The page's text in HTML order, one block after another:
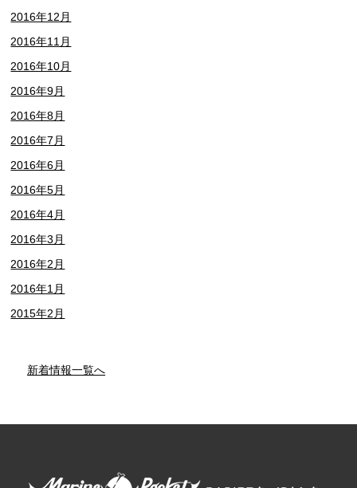
2016年12月
2016年11月
2016年10月
2016年9月
2016年8月
2016年7月
2016年6月
2016年5月
2016年4月
2016年3月
2016年2月
2016年1月
2015年2月
新着情報一覧へ